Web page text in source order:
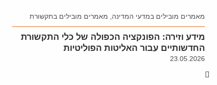
מאמרים מובילים במדעי המדינה מאמרים מובילים בתקשורת
מידע וזירה: הפונקציה הכפולה של כלי התקשורת
החדשותיים עבור האליטות הפוליטיות
23.05.2026